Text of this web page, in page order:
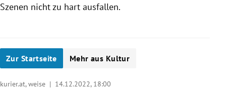
Szenen nicht zu hart ausfallen.
Zur Startseite Mehr aus Kultur
kurier.at, weise | 14.12.2022, 18:00